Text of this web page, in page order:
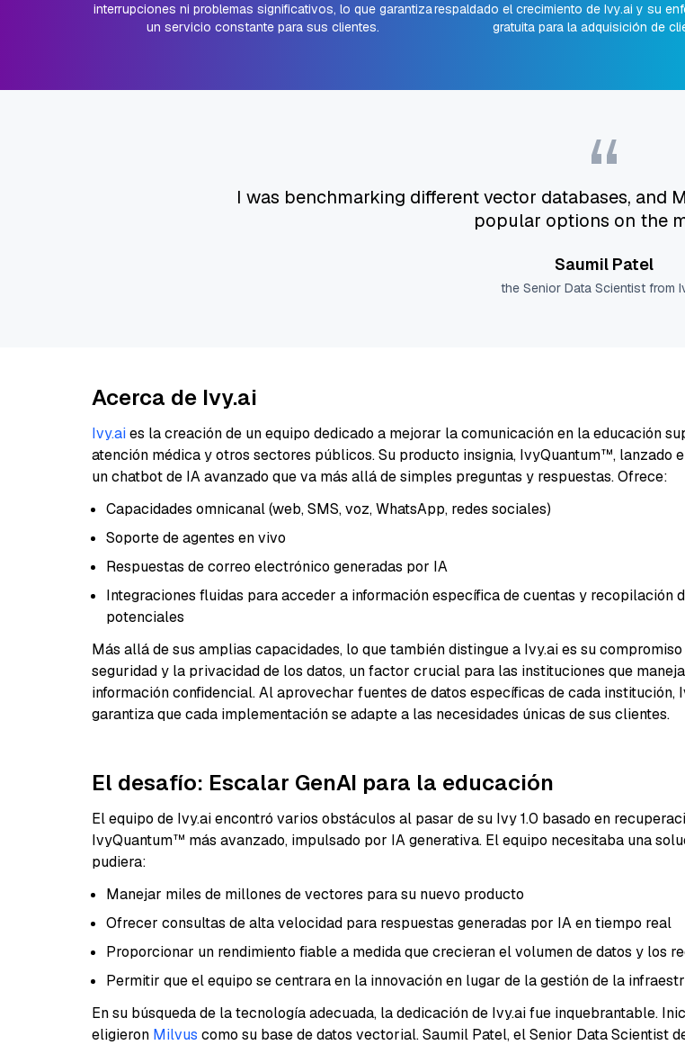
interrupciones ni problemas significativos, lo que garantiza
un servicio constante para sus clientes.
respaldado el crecimiento de Ivy.ai y su
gratuita para la adquisición de
“
I was benchmarking different vector databases, and
popular options on the
Saumil Patel
the Senior Data Scientist from
Acerca de Ivy.ai
Ivy.aies la creación de un equipo dedicado a mejorar la comunicación en la educación
atención médica y otros sectores públicos. Su producto insignia, IvyQuantum™, lanzado
un chatbot de IA avanzado que va más allá de simples preguntas y respuestas. Ofrece:
Capacidades omnicanal (web, SMS, voz, WhatsApp, redes sociales)
Soporte de agentes en vivo
Respuestas de correo electrónico generadas por IA
Integraciones fluidas para acceder a información específica de cuentas y recopilación
potenciales
Más allá de sus amplias capacidades, lo que también distingue a Ivy.ai es su
seguridad y la privacidad de los datos, un factor crucial para las instituciones que
información confidencial. Al aprovechar fuentes de datos específicas de cada institución,
garantiza que cada implementación se adapte a las necesidades únicas de sus clientes.
El desafío: Escalar GenAI para la educación
El equipo de Ivy.ai encontró varios obstáculos al pasar de su Ivy 1.0 basado en
IvyQuantum™ más avanzado, impulsado por IA generativa. El equipo necesitaba una
pudiera:
Manejar miles de millones de vectores para su nuevo producto
Ofrecer consultas de alta velocidad para respuestas generadas por IA en tiempo real
Proporcionar un rendimiento fiable a medida que crecieran el volumen de datos y los
Permitir que el equipo se centrara en la innovación en lugar de la gestión de la
En su búsqueda de la tecnología adecuada, la dedicación de Ivy.ai fue inquebrantable.
eligieron Milvus como su base de datos vectorial. Saumil Patel, el Senior Data Scientist